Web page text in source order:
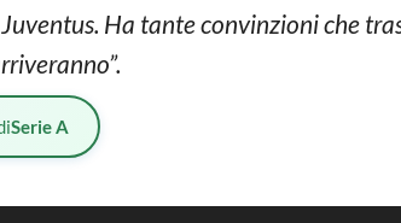
Ha tante convinzioni che
Serie A